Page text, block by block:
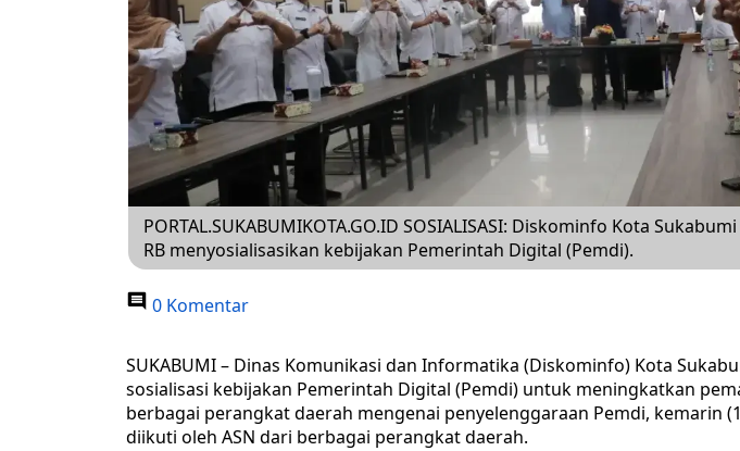
PORTAL.SUKABUMIKOTA.GO.ID SOSIALISASI: Diskominfo Kota
RB menyosialisasikan kebijakan Pemerintah Digital (Pemdi).
0 Komentar
SUKABUMI – Dinas Komunikasi dan Informatika (Diskominfo) Kota
sosialisasi kebijakan Pemerintah Digital (Pemdi) untuk meningkatkan
berbagai perangkat daerah mengenai penyelenggaraan Pemdi, kemarin
diikuti oleh ASN dari berbagai perangkat daerah.